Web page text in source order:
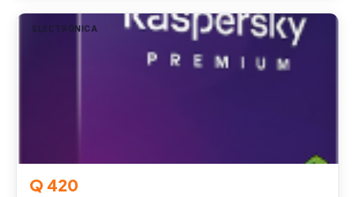
ELECTRÓNICA
Q 420